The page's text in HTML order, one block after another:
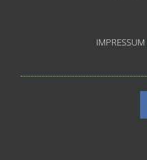
IMPRESSUM